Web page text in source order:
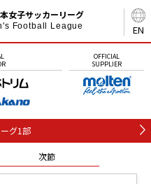
EN
女子サッカーリーグ
Football League
OFFICIAL
SUPPLIER
グ1部
次節